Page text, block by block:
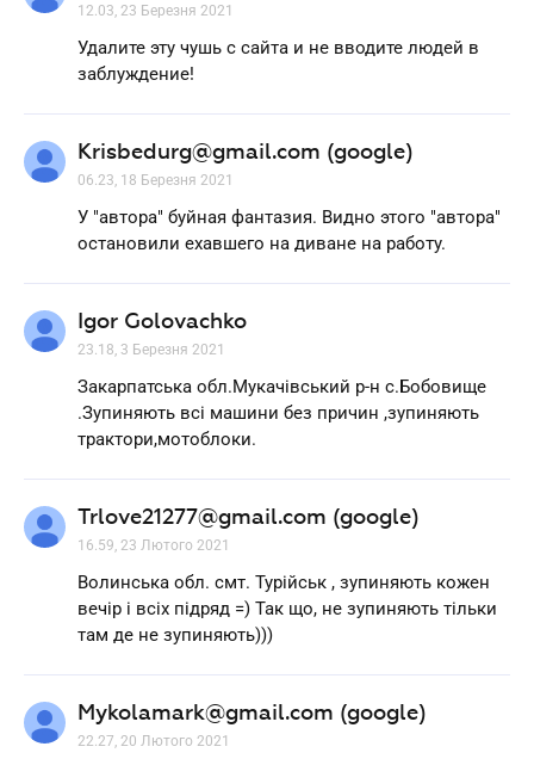
12.03, 23 Березня 2021
Удалите эту чушь с сайта и не вводите людей в
заблуждение!
Krisbedurg@gmail.com (google)
06.23, 18 Березня 2021
У "автора" буйная фантазия. Видно этого "автора"
остановили ехавшего на диване на работу.
Igor Golovachko
23.18, 3 Березня 2021
Закарпатська обл.Мукачівський р-н с.Бобовище
.Зупиняють всі машини без причин ,зупиняють
трактори,мотоблоки.
Trlove21277@gmail.com (google)
16.59, 23 Лютого 2021
Волинська обл. смт. Турійськ , зупиняють кожен
вечір і всіх підряд =) Так що, не зупиняють тільки
там де не зупиняють)))
Mykolamark@gmail.com (google)
22.27, 20 Лютого 2021